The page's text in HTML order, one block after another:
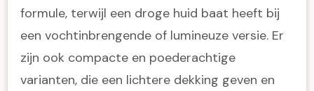
formule, terwijl een droge huid baat heeft bij
een vochtinbrengende of lumineuze versie. Er
zijn ook compacte en poederachtige
varianten, die een lichtere dekking geven en